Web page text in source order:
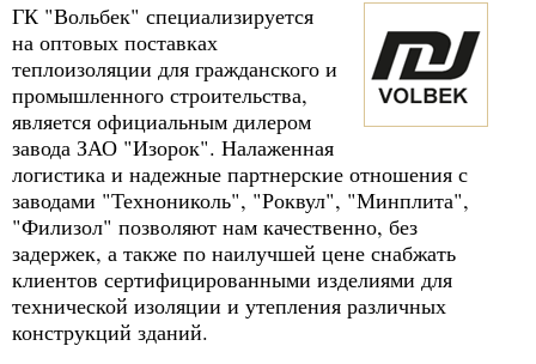
ГК "Вольбек" специализируется
на оптовых поставках
теплоизоляции для гражданского и
промышленного строительства,
является официальным дилером
завода ЗАО "Изорок". Налаженная
логистика и надежные партнерские отношения с
заводами "Технониколь", "Роквул", "Минплита",
"Филизол" позволяют нам качественно, без
задержек, а также по наилучшей цене снабжать
клиентов сертифицированными изделиями для
технической изоляции и утепления различных
конструкций зданий.